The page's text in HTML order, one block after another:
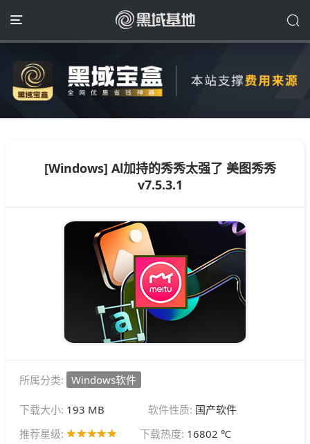
[Windows] Al加持的秀秀太强了 美图秀秀
v7.5.3.1
所属分类: Windows软件
下载大小: 193 MB 软件性质: 国产软件
推荐星级:
下载热度: 16802 ℃